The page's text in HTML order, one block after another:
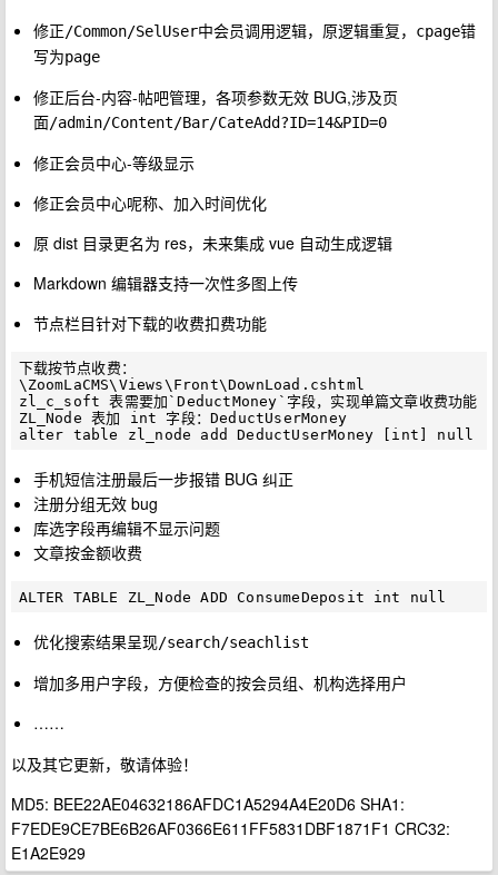
修正/Common/SelUser中会员调用逻辑，原逻辑重复， cpage错
写为page
修正后台-内容-帖吧管理，各项参数无效 BUG,涉及页
面/admin/Content/Bar/CateAdd?ID=14&PID=0
修正会员中心-等级显示
修正会员中心呢称、加入时间优化
原 dist 目录更名为 res，未来集成 vue 自动生成逻辑
Markdown 编辑器支持一次性多图上传
节点栏目针对下载的收费扣费功能
下载按节点收费：
\ZoomLaCMS\Views\Front\DownLoad.cshtml
zl_c_soft 表需要加`DeductMoney`字段，实现单篇文章收费功能
ZL_Node 表加 int 字段：DeductUserMoney
手机短信注册最后一步报错 BUG 纠正
注册分组无效 bug
库选字段再编辑不显示问题
文章按金额收费
优化搜索结果呈现/search/seachlist
增加多用户字段，方便检查的按会员组、机构选择用户
……
以及其它更新，敬请体验！
MD5: BEE22AE04632186AFDC1A5294A4E20D6 SHA1:
F7EDE9CE7BE6B26AF0366E611FF5831DBF1871F1 CRC32:
E1A2E929